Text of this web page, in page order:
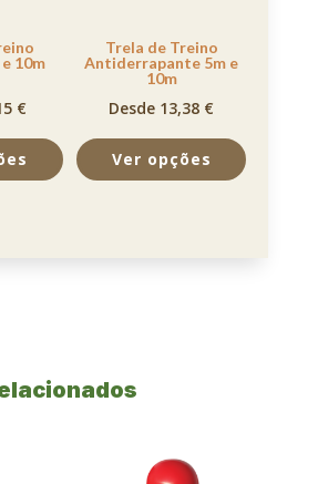
10m
€
Trela de Treino
Antiderrapante 5m e
10m
Desde 13,38 €
Ver opções